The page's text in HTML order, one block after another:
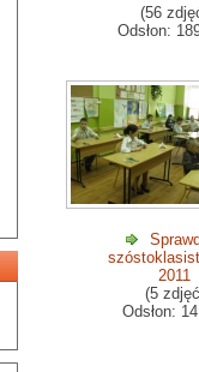
(56
Odsłon:
2011
(5
Odsłon: